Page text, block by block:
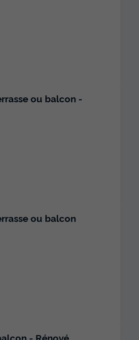
ou balcon -
ou balcon